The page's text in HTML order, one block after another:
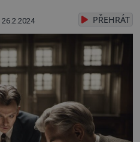
26.2.2024 PŘEHRÁT